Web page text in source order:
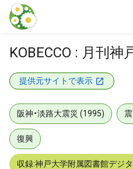
本文に飛ぶ
KOBECCO : 月刊神
提供元サイトで表示
阪神・淡路大震災 (1995)
復興
収録:神戸大学附属図書館デジ